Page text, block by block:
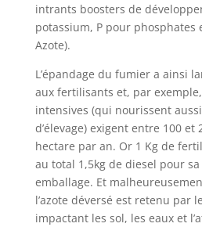
intrants boosters de
potassium, P pour
Azote).
L’épandage du fumier a ainsi
aux fertilisants et, par
intensives (qui nourissent
d’élevage) exigent entre 100 et
hectare par an. Or 1 Kg de
au total 1,5kg de diesel pour
emballage. Et
l’azote déversé est retenu par
impactant les sol, les eaux et